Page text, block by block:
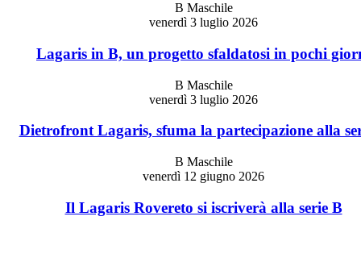
B Maschile
venerdì 3 luglio 2026
Lagaris in B, un progetto sfaldatosi in pochi
B Maschile
venerdì 3 luglio 2026
Dietrofront Lagaris, sfuma la partecipazione alla
B Maschile
venerdì 12 giugno 2026
Il Lagaris Rovereto si iscriverà alla serie B